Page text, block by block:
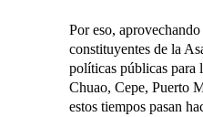
Por eso,
constituyentes de la
políticas públicas para
Chuao, Cepe, Puerto
estos tiempos pasan